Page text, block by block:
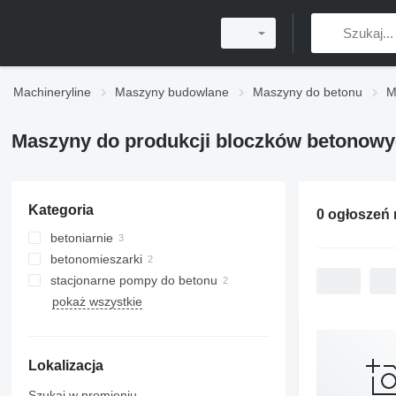
Machineryline Maszyny budowlane Maszyny do betonu
Maszyny do produkcji bloczków
Kategoria
betoniarnie
betoniarnie mobilne
betonomieszarki
stacjonarne pompy do betonu
pokaż wszystkie
Lokalizacja
0